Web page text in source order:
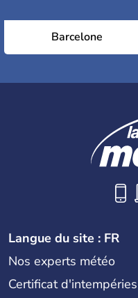
Barcelone
Langue du site : FR
Nos experts météo
Certificat d'intempéries